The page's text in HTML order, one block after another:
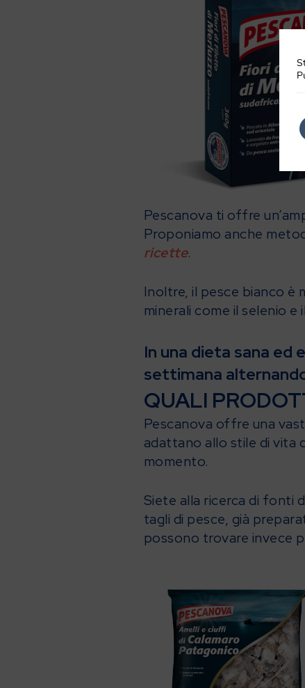
Pescanova ti offre
Proponiamo anche
ricette.
Inoltre, il pesce bianco è
minerali come il selenio
In una dieta sana ed
settimana
QUALI
Pescanova offre una
adattano allo stile di vita
momento.
Siete alla ricerca di fonti
tagli di pesce, già
possono trovare invece